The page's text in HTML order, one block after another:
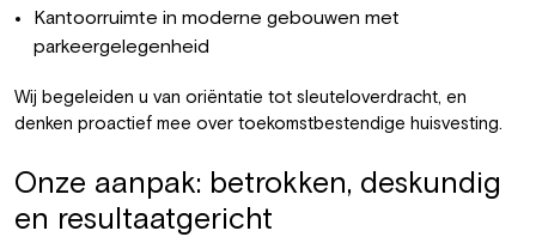
Kantoorruimte in moderne gebouwen met
parkeergelegenheid
Wij begeleiden u van oriëntatie tot sleuteloverdracht, en
denken proactief mee over toekomstbestendige huisvesting.
Onze aanpak: betrokken, deskundig
en resultaatgericht